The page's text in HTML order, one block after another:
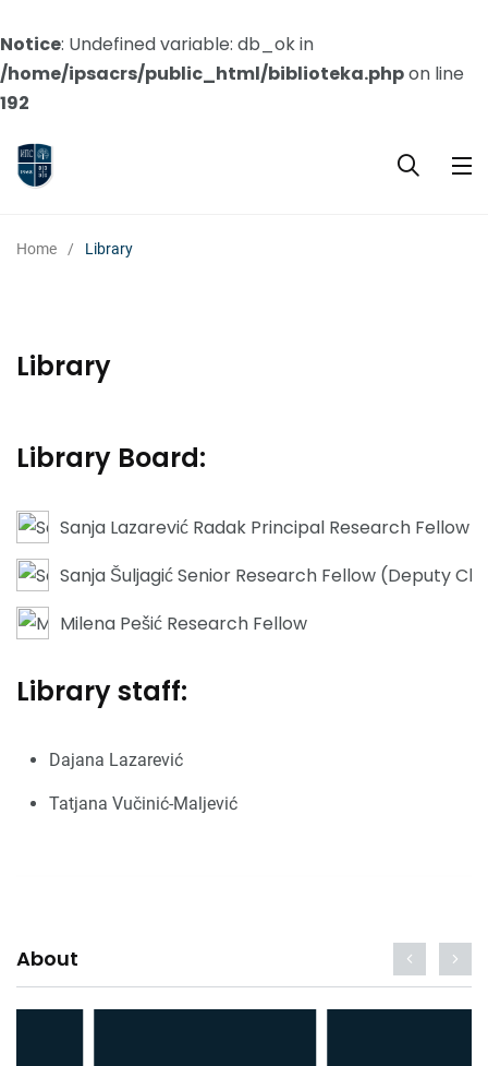
Notice: Undefined variable: db_ok in
/home/ipsacrs/public_html/biblioteka.phpon line
192
Home Library
Library
Library Board:
Sanja Lazarević Radak Principal Research Fellow
Sanja Šuljagić Senior Research Fellow (Deputy
Milena Pešić Research Fellow
Library staff:
Dajana Lazarević
Tatjana Vučinić-Maljević
About